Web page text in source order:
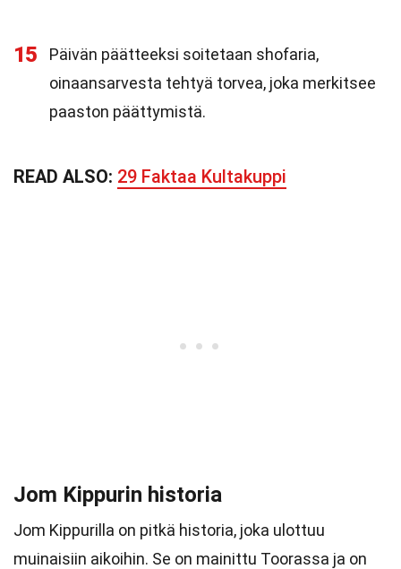
15
Päivän päätteeksi soitetaan shofaria,
oinaansarvesta tehtyä torvea, joka merkitsee
paaston päättymistä.
READ ALSO: 29 Faktaa Kultakuppi
Jom Kippurin historia
Jom Kippurilla on pitkä historia, joka ulottuu
muinaisiin aikoihin. Se on mainittu Toorassa ja on